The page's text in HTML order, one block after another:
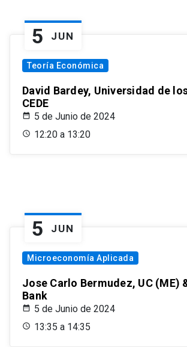
5 JUN
Teoría Económica
David Bardey, Universidad de
CEDE
5 de Junio de 2024
12:20 a 13:20
5 JUN
Microeconomía Aplicada
Jose Carlo Bermudez, UC (ME)
Bank
5 de Junio de 2024
13:35 a 14:35